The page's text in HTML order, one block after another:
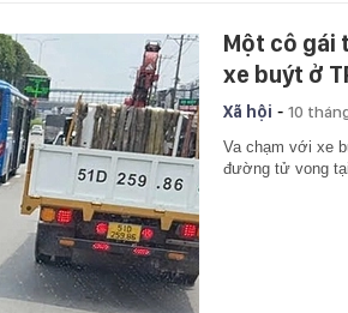
Một cô gái
xe buýt ở
Xã hội - 10
Va chạm với xe
đường tử vong